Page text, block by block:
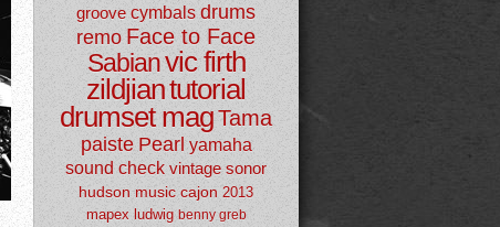
groove cymbals drums
remo Face to Face
Sabianvic firth
zildjiantutorial
drumset magTama
paiste Pearl yamaha
sound check vintage sonor
hudson music cajon 2013
mapex ludwig benny greb